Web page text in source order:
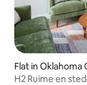
Flat in Oklahoma
H2 Ruime en